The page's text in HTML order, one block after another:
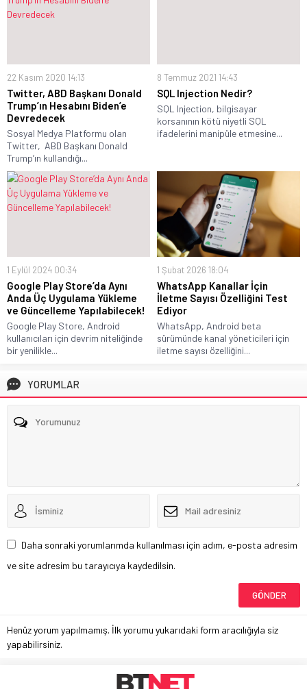
22 Kasım 2020 14:13
Twitter, ABD Başkanı Donald
Trump’ın Hesabını Biden’e
Devredecek
Sosyal Medya Platformu olan
Twitter, ABD Başkanı Donald
Trump’ın kullandığı...
8 Temmuz 2021 14:43
SQL Injection Nedir?
SQL Injection, bilgisayar
korsanının kötü niyetli SQL
ifadelerini manipüle etmesine...
1 Eylül 2024 00:34
Google Play Store’da Aynı
Anda Üç Uygulama Yükleme
ve Güncelleme Yapılabilecek!
Google Play Store, Android
kullanıcıları için devrim niteliğinde
bir yenilikle...
1 Şubat 2026 18:04
WhatsApp Kanallar İçin
İletme Sayısı Özelliğini Test
Ediyor
WhatsApp, Android beta
sürümünde kanal yöneticileri için
iletme sayısı özelliğini...
YORUMLAR
Daha sonraki yorumlarımda kullanılması için adım, e-posta adresim
ve site adresim bu tarayıcıya kaydedilsin.
Henüz yorum yapılmamış. İlk yorumu yukarıdaki form aracılığıyla siz
yapabilirsiniz.